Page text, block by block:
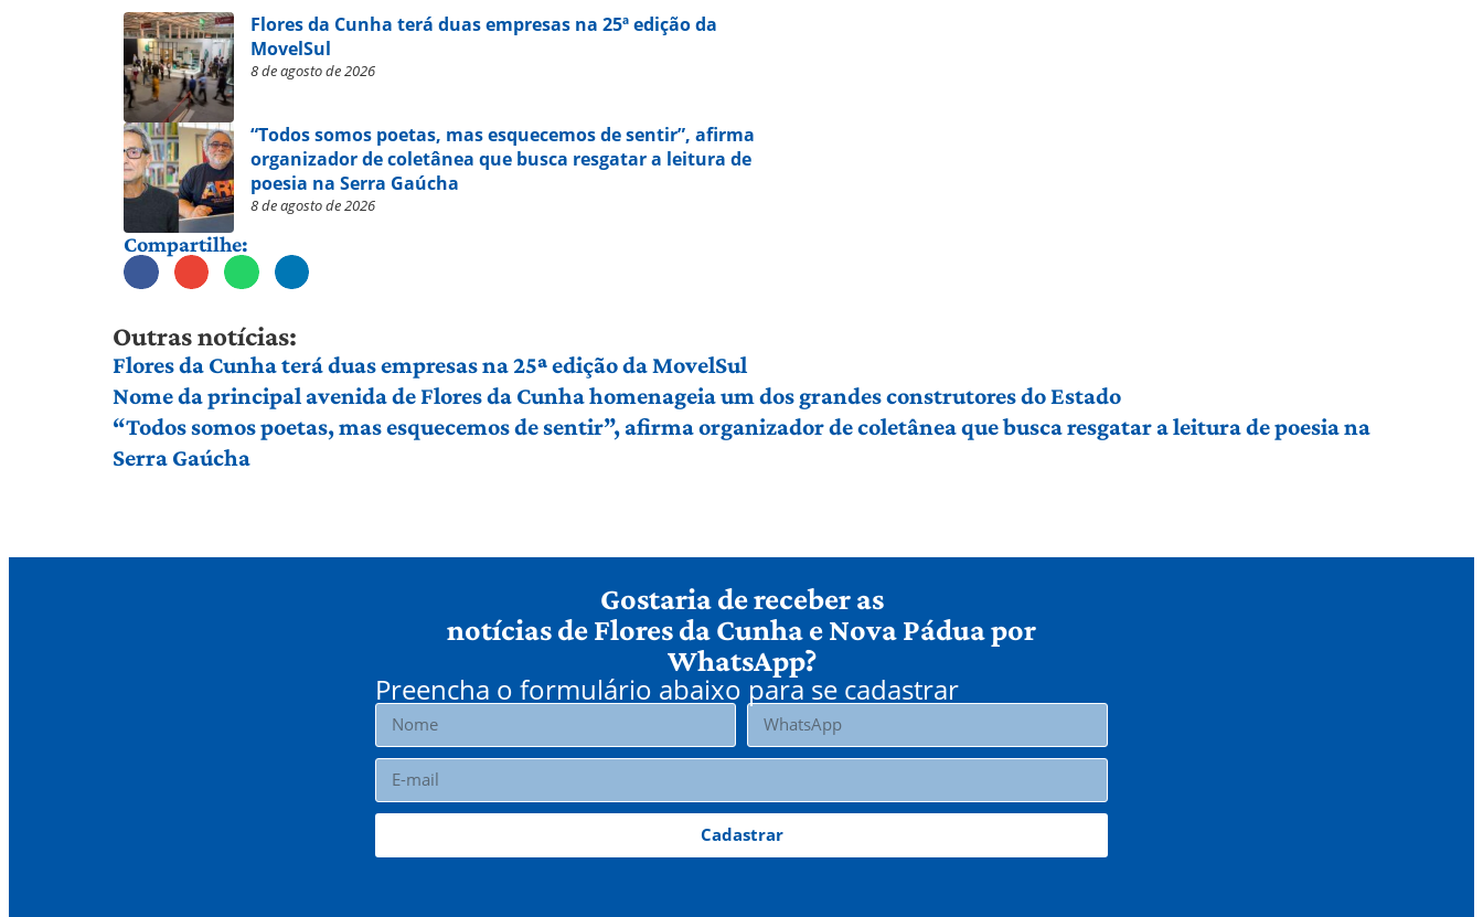
Flores da Cunha terá duas empresas na 25ª edição da
MovelSul
8 de agosto de 2026
“Todos somos poetas, mas esquecemos de sentir”, afirma
organizador de coletânea que busca resgatar a leitura de
poesia na Serra Gaúcha
8 de agosto de 2026
Compartilhe:
Outras notícias:
Flores da Cunha terá duas empresas na 25ª edição da MovelSul
Nome da principal avenida de Flores da Cunha homenageia um dos grandes construtores do Estado
“Todos somos poetas, mas esquecemos de sentir”, afirma organizador de coletânea que busca resgatar a leitura de poesia na
Serra Gaúcha
Gostaria de receber as
notícias de Flores da Cunha e Nova Pádua por
WhatsApp?
Preencha o formulário abaixo para se cadastrar
Cadastrar